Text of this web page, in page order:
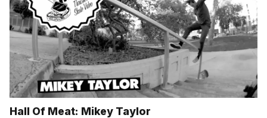
Hall Of Meat: Mikey Taylor